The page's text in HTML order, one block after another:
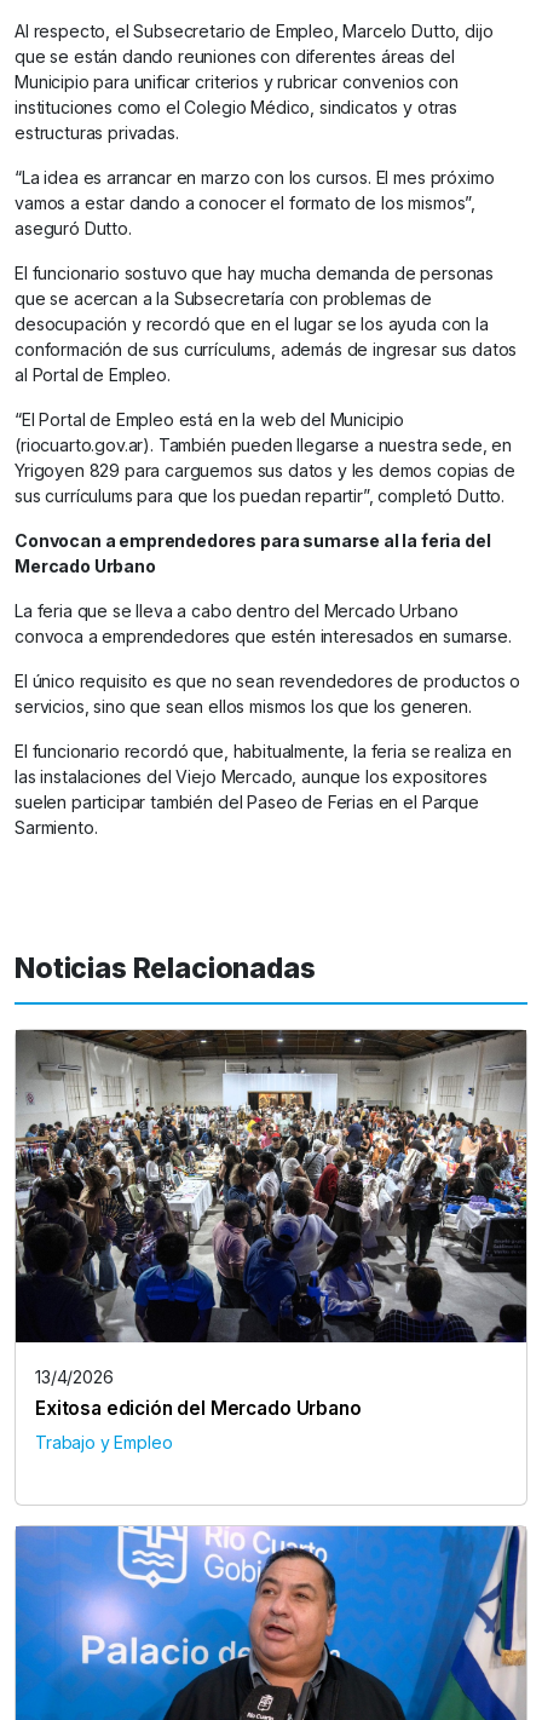
Al respecto, el Subsecretario de Empleo, Marcelo Dutto, dijo
que se están dando reuniones con diferentes áreas del
Municipio para unificar criterios y rubricar convenios con
instituciones como el Colegio Médico, sindicatos y otras
estructuras privadas.
“La idea es arrancar en marzo con los cursos. El mes próximo
vamos a estar dando a conocer el formato de los mismos”,
aseguró Dutto.
El funcionario sostuvo que hay mucha demanda de personas
que se acercan a la Subsecretaría con problemas de
desocupación y recordó que en el lugar se los ayuda con la
conformación de sus currículums, además de ingresar sus datos
al Portal de Empleo.
“El Portal de Empleo está en la web del Municipio
(riocuarto.gov.ar). También pueden llegarse a nuestra sede, en
Yrigoyen 829 para carguemos sus datos y les demos copias de
sus currículums para que los puedan repartir”, completó Dutto.
Convocan a emprendedores para sumarse al la feria del
Mercado Urbano
La feria que se lleva a cabo dentro del Mercado Urbano
convoca a emprendedores que estén interesados en sumarse.
El único requisito es que no sean revendedores de productos o
servicios, sino que sean ellos mismos los que los generen.
El funcionario recordó que, habitualmente, la feria se realiza en
las instalaciones del Viejo Mercado, aunque los expositores
suelen participar también del Paseo de Ferias en el Parque
Sarmiento.
Noticias Relacionadas
13/4/2026
Exitosa edición del Mercado Urbano
Trabajo y Empleo